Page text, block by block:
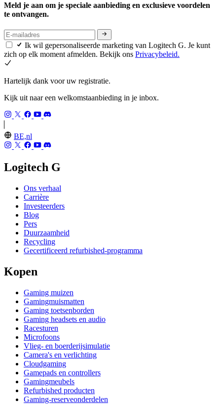
Meld je aan om je speciale aanbieding en exclusieve voordelen
te ontvangen.
Ik wil gepersonaliseerde marketing van Logitech G. Je kunt
zich op elk moment afmelden. Bekijk ons Privacybeleid.
Hartelijk dank voor uw registratie.
Kijk uit naar een welkomstaanbieding in je inbox.
BE,nl
Logitech G
Ons verhaal
Carrière
Investeerders
Blog
Pers
Duurzaamheid
Recycling
Gecertificeerd refurbished-programma
Kopen
Gaming muizen
Gamingmuismatten
Gaming toetsenborden
Gaming headsets en audio
Racesturen
Microfoons
Vlieg- en boerderijsimulatie
Camera's en verlichting
Cloudgaming
Gamepads en controllers
Gamingmeubels
Refurbished producten
Gaming-reserveonderdelen